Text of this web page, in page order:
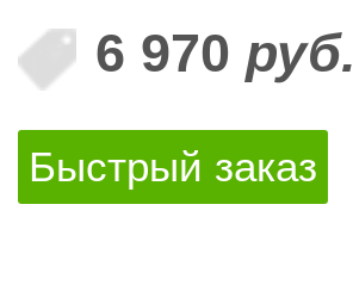
6 970 руб.
Быстрый заказ